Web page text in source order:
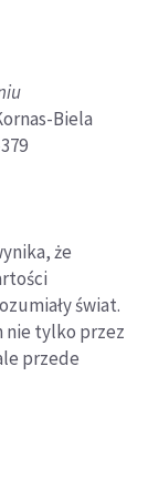
Biela
że
świat.
nie tylko przez
przede